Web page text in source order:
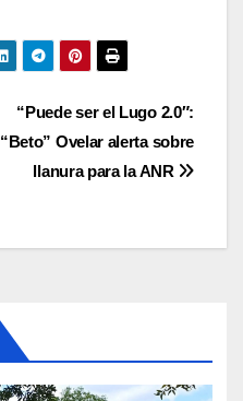
“Puede ser el Lugo 2.0″:
“Beto” Ovelar alerta sobre
llanura para la ANR